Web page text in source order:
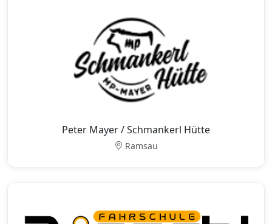
Peter Mayer / Schmankerl Hütte
Ramsau